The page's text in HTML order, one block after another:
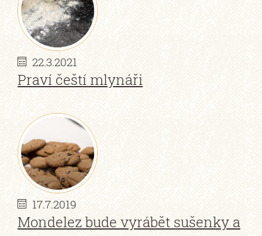
22.3.2021
Praví čeští mlynáři
17.7.2019
Mondelez bude vyrábět sušenky a